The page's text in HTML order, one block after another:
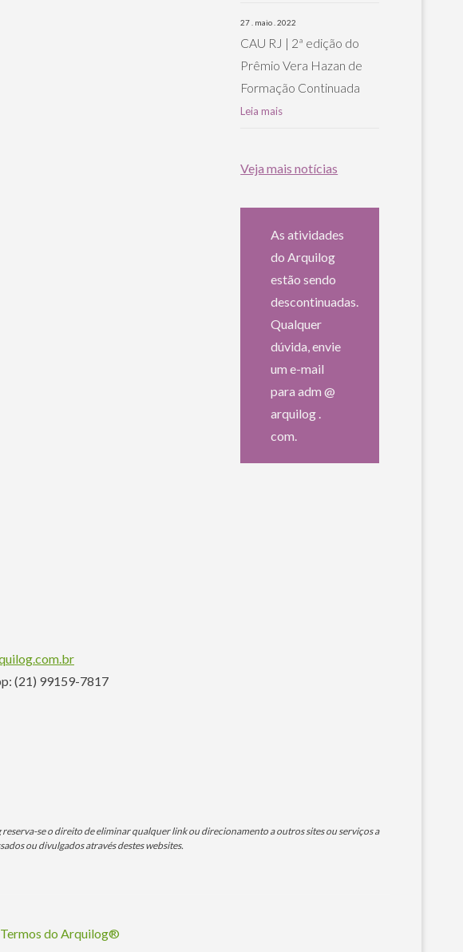
27 . maio . 2022
CAU RJ | 2ª edição do
Prêmio Vera Hazan de
Formação Continuada
Leia mais
Veja mais notícias
As atividades
do Arquilog
estão sendo
descontinuadas.
Qualquer
dúvida, envie
um e-mail
para adm @
arquilog .
com.
(21) 99159-7817
se o direito de eliminar qualquer link ou direcionamento a outros sites ou serviços a
ou divulgados através destes websites.
Termos do Arquilog®